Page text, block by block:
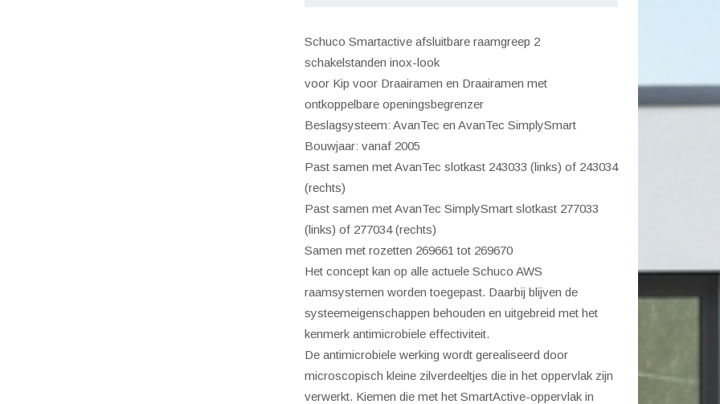
2
schakelstanden
inox-
look
aantal
Schuco Smartactive afsluitbare raamgreep 2
schakelstanden inox-look
voor Kip voor Draairamen en Draairamen met
ontkoppelbare openingsbegrenzer
Beslagsysteem: AvanTec en AvanTec SimplySmart
Bouwjaar: vanaf 2005
Past samen met AvanTec slotkast 243033 (links) of 243034
(rechts)
Past samen met AvanTec SimplySmart slotkast 277033
(links) of 277034 (rechts)
Samen met rozetten 269661 tot 269670
Het concept kan op alle actuele Schuco AWS
raamsystemen worden toegepast. Daarbij blijven de
systeemeigenschappen behouden en uitgebreid met het
kenmerk antimicrobiele effectiviteit.
De antimicrobiele werking wordt gerealiseerd door
microscopisch kleine zilverdeeltjes die in het oppervlak zijn
verwerkt. Kiemen die met het SmartActive-oppervlak in